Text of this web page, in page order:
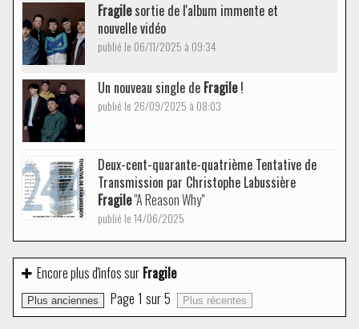
Fragilesortie de l'album immente et
nouvelle vidéo
publié le 06/11/2025 à 09:34
Un nouveau single de Fragile!
publié le 26/09/2025 à 08:03
Deux-cent-quarante-quatrième Tentative de
Transmission par Christophe Labussière
Fragile"A Reason Why"
publié le 14/06/2025
Encore plus d'infos sur Fragile
Plus anciennes Page 1 sur5 Plus récentes